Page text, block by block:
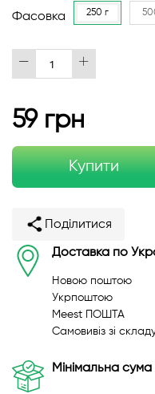
Фасовка 250 г
59 грн
Купити
Поділитися
Доставка по
Новою поштою
Укрпоштою
Meest ПОШТА
Самовивіз зі
Мінімальна